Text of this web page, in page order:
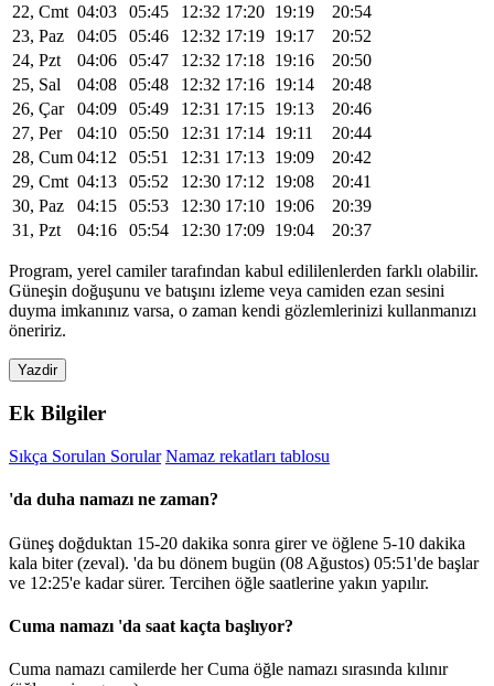
22, Cmt 04:03 05:45 12:32 17:20 19:19
20:54
23, Paz
04:05 05:46 12:32 17:19 19:17
20:52
24, Pzt
04:06 05:47 12:32 17:18 19:16
20:50
25, Sal
04:08 05:48 12:32 17:16 19:14
20:48
26, Çar
04:09 05:49 12:31 17:15 19:13
20:46
27, Per
04:10 05:50 12:31 17:14 19:11
20:44
28, Cum 04:12 05:51 12:31 17:13 19:09
20:42
29, Cmt 04:13 05:52 12:30 17:12 19:08
20:41
30, Paz
04:15 05:53 12:30 17:10 19:06
20:39
31, Pzt
04:16 05:54 12:30 17:09 19:04 20:37
Program, yerel camiler tarafından kabul edililenlerden farklı olabilir.
Güneşin doğuşunu ve batışını izleme veya camiden ezan sesini
duyma imkanınız varsa, o zaman kendi gözlemlerinizi kullanmanızı
öneririz.
Yazdir
Ek Bilgiler
Sıkça Sorulan Sorular Namaz rekatları tablosu
'da duha namazı ne zaman?
Güneş doğduktan 15-20 dakika sonra girer ve öğlene 5-10 dakika
kala biter (zeval). 'da bu dönem bugün (08 Ağustos) 05:51'de başlar
ve 12:25'e kadar sürer. Tercihen öğle saatlerine yakın yapılır.
Cuma namazı 'da saat kaçta başlıyor?
Cuma namazı camilerde her Cuma öğle namazı sırasında kılınır